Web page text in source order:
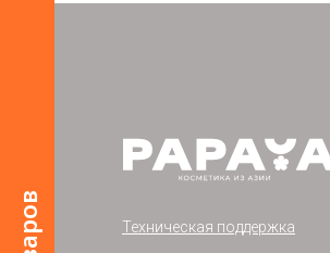
Техническая поддержка